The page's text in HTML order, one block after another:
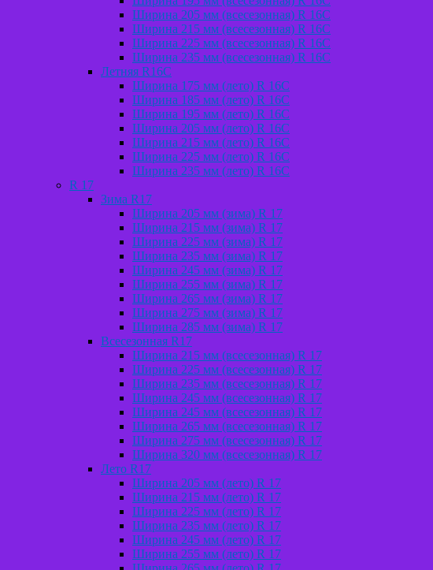
Ширина 205 мм (всесезонная) R 16C
Ширина 215 мм (всесезонная) R 16C
Ширина 225 мм (всесезонная) R 16C
Ширина 235 мм (всесезонная) R 16C
Летняя R16C
Ширина 175 мм (лето) R 16С
Ширина 185 мм (лето) R 16С
Ширина 195 мм (лето) R 16С
Ширина 205 мм (лето) R 16С
Ширина 215 мм (лето) R 16С
Ширина 225 мм (лето) R 16С
Ширина 235 мм (лето) R 16С
R 17
Зима R17
Ширина 205 мм (зима) R 17
Ширина 215 мм (зима) R 17
Ширина 225 мм (зима) R 17
Ширина 235 мм (зима) R 17
Ширина 245 мм (зима) R 17
Ширина 255 мм (зима) R 17
Ширина 265 мм (зима) R 17
Ширина 275 мм (зима) R 17
Ширина 285 мм (зима) R 17
Всесезонная R17
Ширина 215 мм (всесезонная) R 17
Ширина 225 мм (всесезонная) R 17
Ширина 235 мм (всесезонная) R 17
Ширина 245 мм (всесезонная) R 17
Ширина 245 мм (всесезонная) R 17
Ширина 265 мм (всесезонная) R 17
Ширина 275 мм (всесезонная) R 17
Ширина 320 мм (всесезонная) R 17
Лето R17
Ширина 205 мм (лето) R 17
Ширина 215 мм (лето) R 17
Ширина 225 мм (лето) R 17
Ширина 235 мм (лето) R 17
Ширина 245 мм (лето) R 17
Ширина 255 мм (лето) R 17